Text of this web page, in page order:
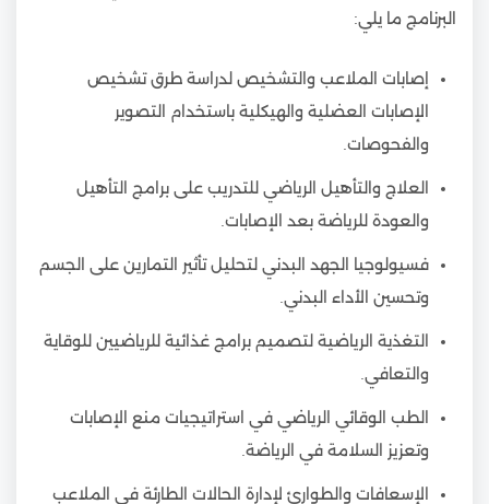
البرنامج ما يلي:
إصابات الملاعب والتشخيص لدراسة طرق تشخيص
الإصابات العضلية والهيكلية باستخدام التصوير
والفحوصات.
العلاج والتأهيل الرياضي للتدريب على برامج التأهيل
والعودة للرياضة بعد الإصابات.
فسيولوجيا الجهد البدني لتحليل تأثير التمارين على الجسم
وتحسين الأداء البدني.
التغذية الرياضية لتصميم برامج غذائية للرياضيين للوقاية
والتعافي.
الطب الوقائي الرياضي في استراتيجيات منع الإصابات
وتعزيز السلامة في الرياضة.
الإسعافات والطوارئ لإدارة الحالات الطارئة في الملاعب